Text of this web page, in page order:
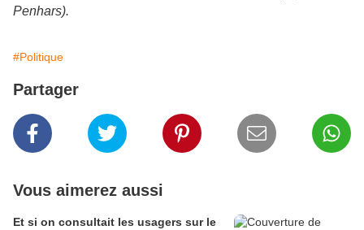
Penhars).
#Politique
Partager
Vous aimerez aussi
Et si on consultait les usagers sur le